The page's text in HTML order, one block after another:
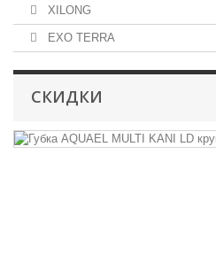
XILONG
EXO TERRA
СКИДКИ